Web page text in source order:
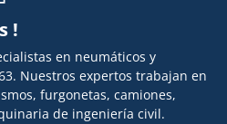
!
en neumáticos y
Nuestros expertos trabajan en
furgonetas, camiones,
de ingeniería civil.